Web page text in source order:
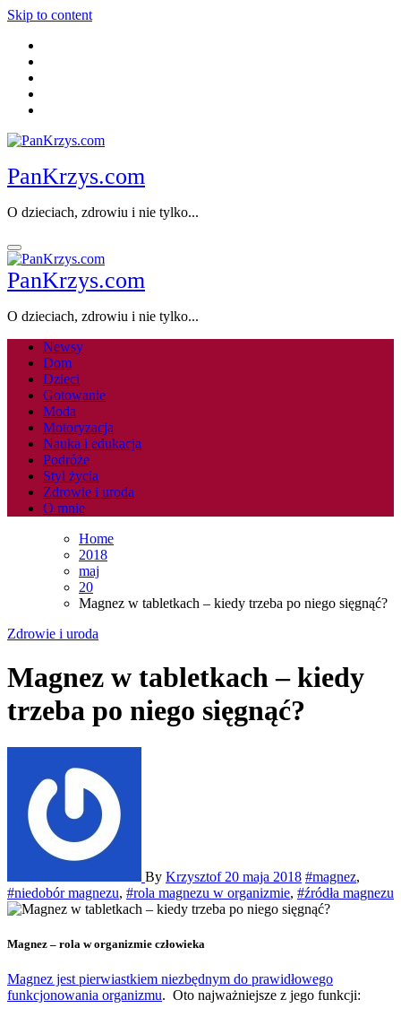
Skip to content
PanKrzys.com
O dzieciach, zdrowiu i nie tylko...
PanKrzys.com
O dzieciach, zdrowiu i nie tylko...
Newsy
Dom
Dzieci
Gotowanie
Moda
Motoryzacja
Nauka i edukacja
Podróże
Styl życia
Zdrowie i uroda
O mnie
Home
2018
maj
20
Magnez w tabletkach – kiedy trzeba po niego sięgnąć?
Zdrowie i uroda
Magnez w tabletkach – kiedy
trzeba po niego sięgnąć?
By Krzysztof 20 maja 2018 #magnez,
#niedobór magnezu, #rola magnezu w organizmie, #źródła magnezu
Magnez – rola w organizmie człowieka
Magnez jest pierwiastkiem niezbędnym do prawidłowego
funkcjonowania organizmu. Oto najważniejsze z jego funkcji: